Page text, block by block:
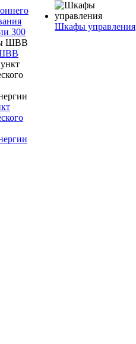
300
Шкафы управления